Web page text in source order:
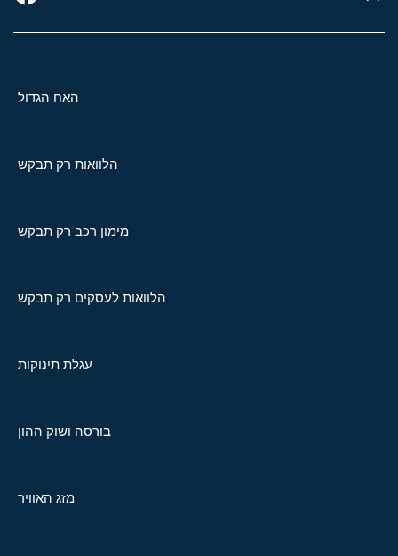
האח הגדול
הלוואות רק תבקש
מימון רכב רק תבקש
הלוואות לעסקים רק תבקש
עגלת תינוקות
בורסה ושוק ההון
מזג האוויר